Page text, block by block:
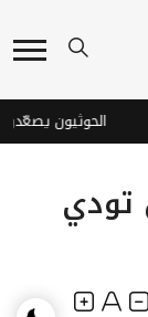
الحوثيون يصعّدون
تودي